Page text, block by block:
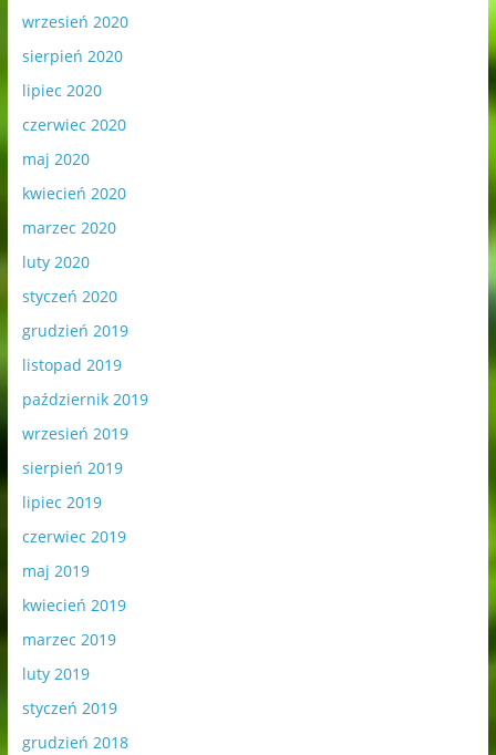
wrzesień 2020
sierpień 2020
lipiec 2020
czerwiec 2020
maj 2020
kwiecień 2020
marzec 2020
luty 2020
styczeń 2020
grudzień 2019
listopad 2019
październik 2019
wrzesień 2019
sierpień 2019
lipiec 2019
czerwiec 2019
maj 2019
kwiecień 2019
marzec 2019
luty 2019
styczeń 2019
grudzień 2018